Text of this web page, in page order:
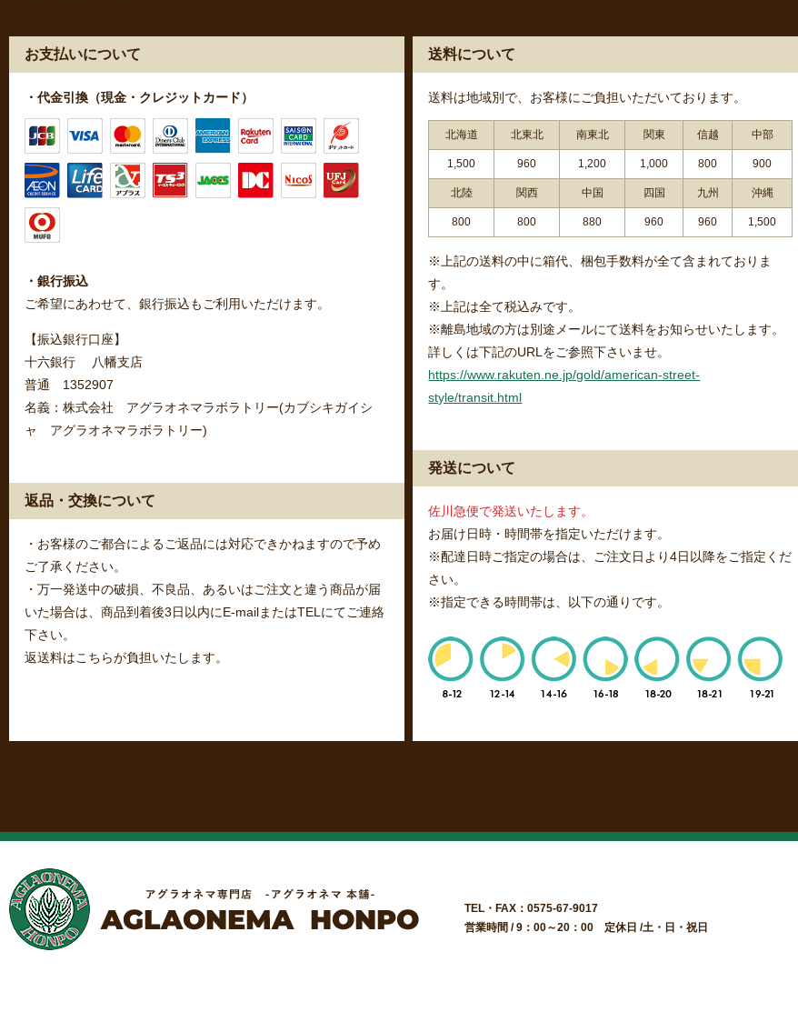
お支払いについて
・代金引換（現金・クレジットカード）
・銀行振込
ご希望にあわせて、銀行振込もご利用いただけます。
【振込銀行口座】
十六銀行 八幡支店
普通 1352907
名義：株式会社 アグラオネマラボラトリー(カブシキガイシ
ャ アグラオネマラボラトリー)
返品・交換について
・お客様のご都合によるご返品には対応できかねますので予め
ご了承ください。
・万一発送中の破損、不良品、あるいはご注文と違う商品が届
いた場合は、商品到着後3日以内にE-mailまたはTELにてご連絡
下さい。
返送料はこちらが負担いたします。
送料について
送料は地域別で、お客様にご負担いただいております。
北海道 北東北 南東北 関東 信越 中部
1,500 960 1,200 1,000 800 900
北陸 関西 中国 四国 九州 沖縄
800 800 880 960 960 1,500
※上記の送料の中に箱代、梱包手数料が全て含まれておりま
す。
※上記は全て税込みです。
※離島地域の方は別途メールにて送料をお知らせいたします。
詳しくは下記のURLをご参照下さいませ。
https://www.rakuten.ne.jp/gold/american-street-
style/transit.html
発送について
佐川急便で発送いたします。
お届け日時・時間帯を指定いただけます。
※配達日時ご指定の場合は、ご注文日より4日以降をご指定くだ
さい。
※指定できる時間帯は、以下の通りです。
TEL・FAX：0575-67-9017
営業時間 / 9：00～20：00 定休日 /土・日・祝日